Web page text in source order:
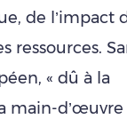
de l’impact
« dû à la
main-d’œuvre